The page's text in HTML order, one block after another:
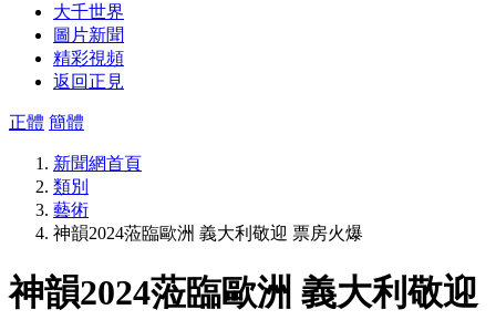
大千世界
圖片新聞
精彩視頻
返回正見
正體 簡體
新聞網首頁
類別
藝術
神韻2024蒞臨歐洲 義大利敬迎 票房火爆
神韻2024蒞臨歐洲 義大利敬迎